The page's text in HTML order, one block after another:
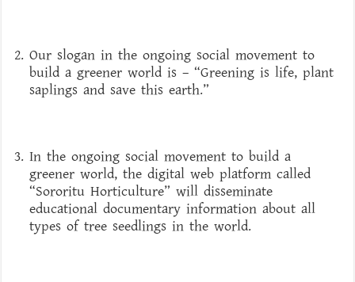
Our slogan in the ongoing social movement to
build a greener world is – “Greening is life, plant
saplings and save this earth.”
In the ongoing social movement to build a
greener world, the digital web platform called
“Sororitu Horticulture” will disseminate
educational documentary information about all
types of tree seedlings in the world.